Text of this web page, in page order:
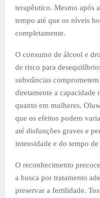
terapêutico. Mesmo após
tempo até que os níveis
completamente.
O consumo de álcool e
de risco para
substâncias
diretamente a capacidade
quanto em mulheres.
que os efeitos podem
até disfunções graves e
intensidade e do tempo de
O reconhecimento
a busca por tratamento
preservar a fertilidade.